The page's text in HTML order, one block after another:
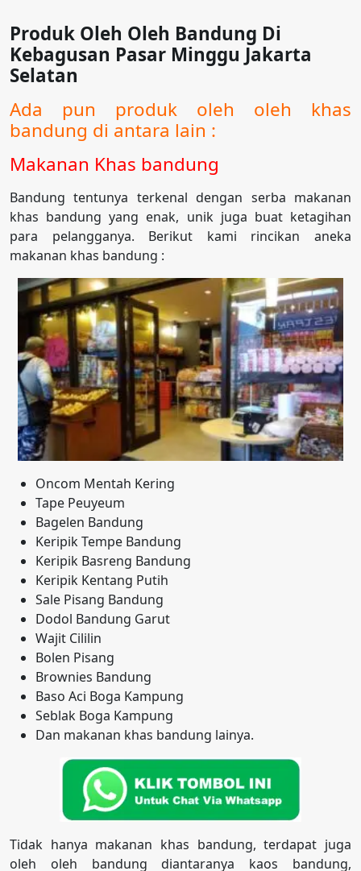
Produk Oleh Oleh Bandung Di
Kebagusan Pasar Minggu Jakarta
Selatan
Ada pun produk oleh oleh khas
bandung di antara lain :
Makanan Khas bandung
Bandung tentunya terkenal dengan serba makanan
khas bandung yang enak, unik juga buat ketagihan
para pelangganya. Berikut kami rincikan aneka
makanan khas bandung :
Oncom Mentah Kering
Tape Peuyeum
Bagelen Bandung
Keripik Tempe Bandung
Keripik Basreng Bandung
Keripik Kentang Putih
Sale Pisang Bandung
Dodol Bandung Garut
Wajit Cililin
Bolen Pisang
Brownies Bandung
Baso Aci Boga Kampung
Seblak Boga Kampung
Dan makanan khas bandung lainya.
Tidak hanya makanan khas bandung, terdapat juga
oleh oleh bandung diantaranya kaos bandung,